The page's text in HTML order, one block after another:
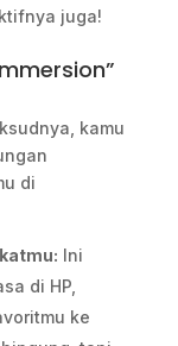
juga!
kamu
di
Ini
di HP,
ke